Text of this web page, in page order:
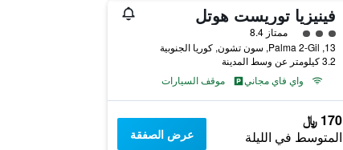
فينيزيا توريست هوتل
تقييم فئة 3ممتاز 8.4
13, Palma 2-Gil, سون تشون, كوريا الجنوبية
3.2 كيلومتر عن وسط المدينة
واي فاي مجاني
موقف السيارات
170 ﷼
المتوسط في الليلة عرض الصفقة